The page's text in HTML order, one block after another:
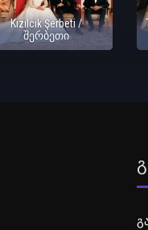
Kızılcık Şerbeti /
შერბეთი